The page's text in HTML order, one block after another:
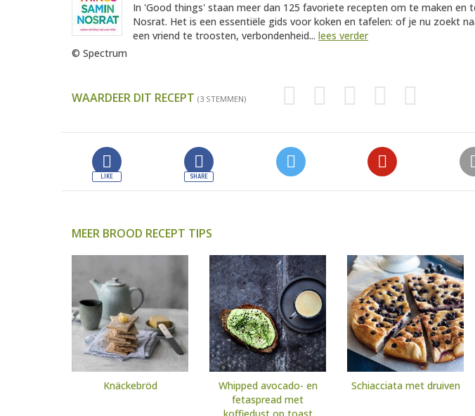
In 'Good things' staan meer dan 125 favoriete recepten om te maken en
Nosrat. Het is een essentiële gids voor koken en tafelen: of je nu zoekt
een vriend te troosten, verbondenheid... lees verder
© Spectrum
WAARDEER DIT RECEPT (3 STEMMEN)
MEER BROOD RECEPT TIPS
Knäckebröd
Whipped avocado- en
fetaspread met
Schiacciata met druiven